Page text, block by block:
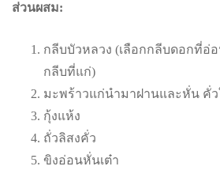
ส่วนผสม:
กลีบบัวหลวง (เลือกกลีบดอกที่อ่
กลีบที่แก่)
มะพร้าวแก่นำมาฝานและหั่น คั่
กุ้งแห้ง
ถั่วลิสงคั่ว
ขิงอ่อนหั่นเต๋า